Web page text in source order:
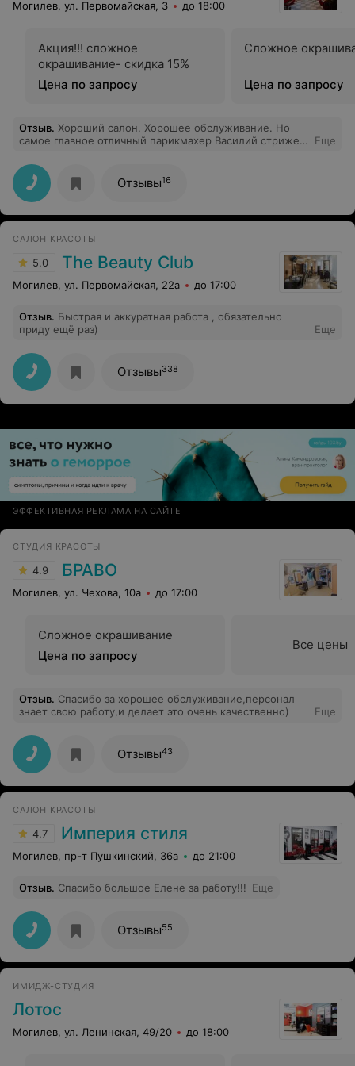
Могилев, ул. Первомайская, 3 до 18:00
Акция!!! сложное
окрашивание- скидка 15%
Цена по запросу
Сложное
Цена по запросу
Отзыв. Хороший салон. Хорошее обслуживание. Но
самое главное отличный парикмахер Василий стрижет
Еще
Отзывы16
САЛОН КРАСОТЫ
5.0 The Beauty Club
Могилев, ул. Первомайская, 22а до 17:00
Отзыв. Быстрая и аккуратная работа , обязательно
приду ещё раз)
Еще
Отзывы338
ЭФФЕКТИВНАЯ РЕКЛАМА НА САЙТЕ
СТУДИЯ КРАСОТЫ
4.9 БРАВО
Могилев, ул. Чехова, 10а до 17:00
Сложное окрашивание
Цена по запросу
Все цены
Отзыв. Спасибо за хорошее обслуживание,персонал
знает свою работу,и делает это очень качественно)
Еще
Отзывы43
САЛОН КРАСОТЫ
4.7 Империя стиля
Могилев, пр-т Пушкинский, 36а до 21:00
Отзыв. Спасибо большое Елене за работу!!! Еще
Отзывы55
ИМИДЖ-СТУДИЯ
Лотос
Могилев, ул. Ленинская, 49/20 до 18:00